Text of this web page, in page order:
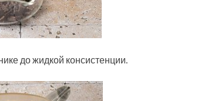
до жидкой консистенции.